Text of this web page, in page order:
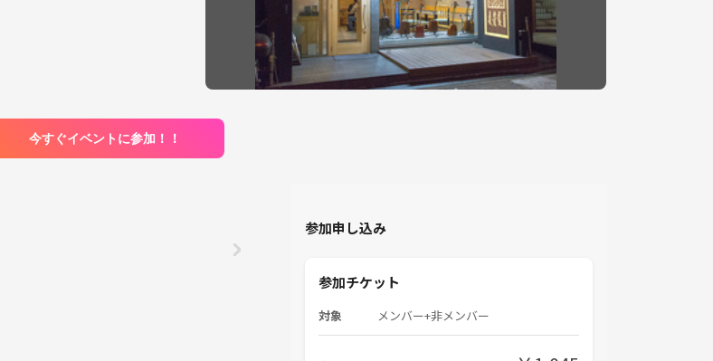
今すぐイベントに参加！！
参加申し込み
参加チケット
対象 メンバー+非メンバー